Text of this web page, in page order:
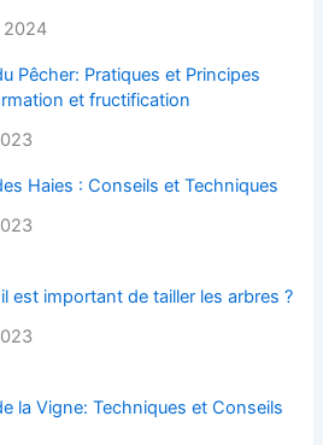
2024
Pêcher: Pratiques et Principes
et fructification
Haies : Conseils et Techniques
est important de tailler les arbres ?
la Vigne: Techniques et Conseils